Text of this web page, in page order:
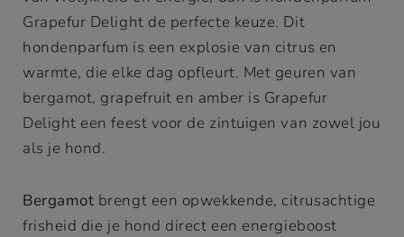
Grapefur Delight de perfecte keuze. Dit
hondenparfum is een explosie van citrus en
warmte, die elke dag opfleurt. Met geuren van
bergamot, grapefruit en amber is Grapefur
Delight een feest voor de zintuigen van zowel jou
als je hond.
Bergamot brengt een opwekkende, citrusachtige
frisheid die je hond direct een energieboost